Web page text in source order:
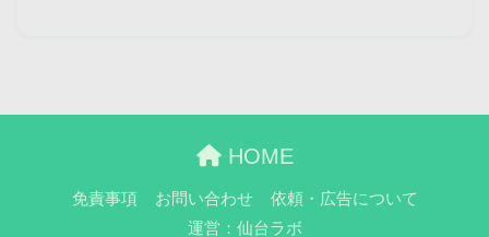
HOME
免責事項 お問い合わせ
依頼・広告について
運営：仙台ラボ